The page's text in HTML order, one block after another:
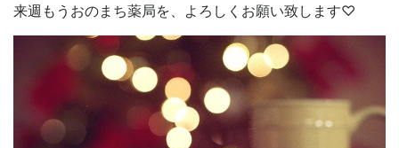
来週もうおのまち薬局を、よろしくお願い致します♡